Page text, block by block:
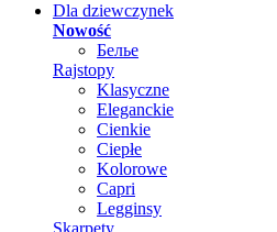
Dla dziewczynek
Nowość
Белье
Rajstopy
Klasyczne
Eleganckie
Cienkie
Ciepłe
Kolorowe
Capri
Legginsy
Skarpety